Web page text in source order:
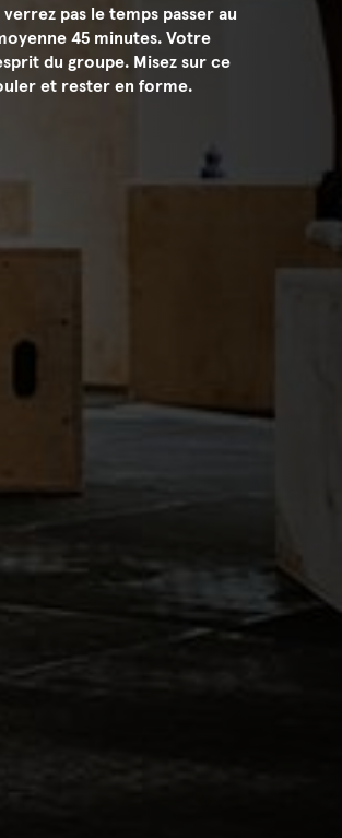
pas le temps passer au
45 minutes. Votre
du groupe. Misez sur ce
et rester en forme.